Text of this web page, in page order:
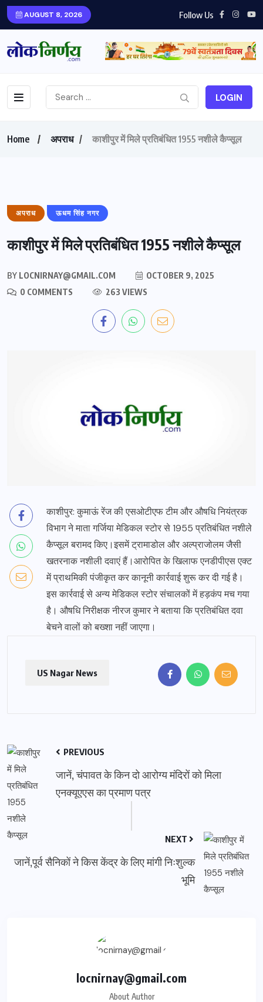
AUGUST 8, 2026 Follow Us
LOGIN
Home अपराध काशीपुर में मिले प्रतिबंधित 1955 नशीले कैप्सूल
अपराध ऊधम सिंह नगर
काशीपुर में मिले प्रतिबंधित 1955 नशीले कैप्सूल
BY LOCNIRNAY@GMAIL.COM
OCTOBER 9, 2025
0 COMMENTS
263 VIEWS
काशीपुर: कुमाऊं रेंज की एसओटीएफ टीम और औषधि नियंत्रक
विभाग ने माता गर्जिया मेडिकल स्टोर से 1955 प्रतिबंधित नशीले
कैप्सूल बरामद किए।इसमें ट्रामाडोल और अल्प्राजोलम जैसी
खतरनाक नशीली दवाएं हैं।आरोपित के खिलाफ एनडीपीएस एक्ट
में प्राथमिकी पंजीकृत कर कानूनी कार्रवाई शुरू कर दी गई है।
इस कार्रवाई से अन्य मेडिकल स्टोर संचालकों में हड़कंप मच गया
है। औषधि निरीक्षक नीरज कुमार ने बताया कि प्रतिबंधित दवा
बेचने वालों को बख्शा नहीं जाएगा।
US Nagar News
PREVIOUS
जानें, चंपावत के किन दो आरोग्य मंदिरों को मिला
एनक्यूएएस का प्रमाण पत्र
NEXT
जानें,पूर्व सैनिकों ने किस केंद्र के लिए मांगी निःशुल्क
भूमि
locnirnay@gmail.com
About Author